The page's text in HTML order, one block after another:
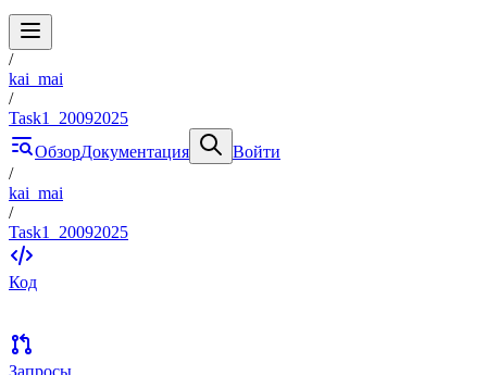
/
kai_mai
/
Task1_20092025
ОбзорДокументация
Войти
/
kai_mai
/
Task1_20092025
Код
Запросы